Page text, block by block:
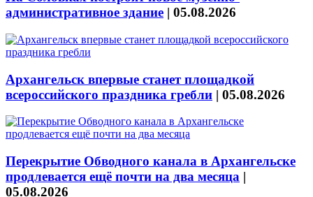
административное здание | 05.08.2026
Архангельск впервые станет площадкой
всероссийского праздника гребли | 05.08.2026
Перекрытие Обводного канала в Архангельске
продлевается ещё почти на два месяца |
05.08.2026